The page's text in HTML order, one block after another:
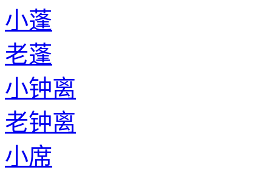
小蓬
老蓬
小钟离
老钟离
小席